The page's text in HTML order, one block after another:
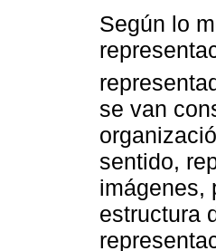
Según lo
se van
sentido,
imágenes,
estructura